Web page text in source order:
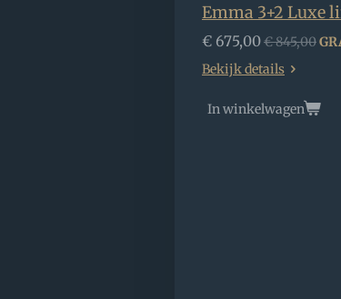
Emma 3+2 Luxe
€ 675,00€ 845,00
Bekijk details
In winkelwagen